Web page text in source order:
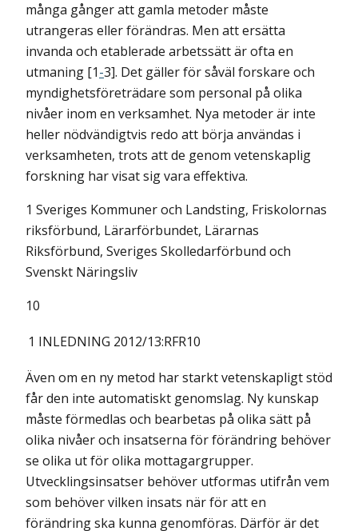
många gånger att gamla metoder måste
utrangeras eller förändras. Men att ersätta
invanda och etablerade arbetssätt är ofta en
utmaning [1-3]. Det gäller för såväl forskare och
myndighetsföreträdare som personal på olika
nivåer inom en verksamhet. Nya metoder är inte
heller nödvändigtvis redo att börja användas i
verksamheten, trots att de genom vetenskaplig
forskning har visat sig vara effektiva.
1 Sveriges Kommuner och Landsting, Friskolornas
riksförbund, Lärarförbundet, Lärarnas
Riksförbund, Sveriges Skolledarförbund och
Svenskt Näringsliv
10
1 INLEDNING 2012/13:RFR10
Även om en ny metod har starkt vetenskapligt stöd
får den inte automatiskt genomslag. Ny kunskap
måste förmedlas och bearbetas på olika sätt på
olika nivåer och insatserna för förändring behöver
se olika ut för olika mottagargrupper.
Utvecklingsinsatser behöver utformas utifrån vem
som behöver vilken insats när för att en
förändring ska kunna genomföras. Därför är det